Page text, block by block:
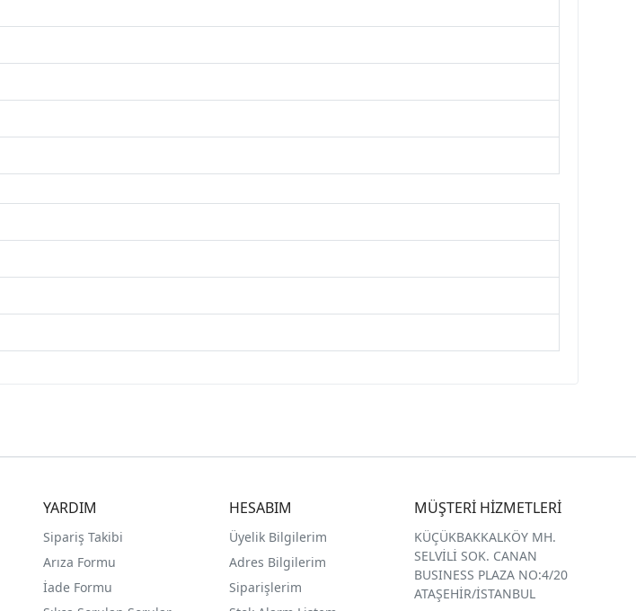
YARDIM
Sipariş Takibi
Arıza Formu
İade Formu
HESABIM
Üyelik Bilgilerim
Adres Bilgilerim
Siparişlerim
MÜŞTERİ HİZMETLERİ
KÜÇÜKBAKKALKÖY MH.
SELVİLİ SOK. CANAN
BUSINESS PLAZA NO:4/20
ATAŞEHİR/İSTANBUL